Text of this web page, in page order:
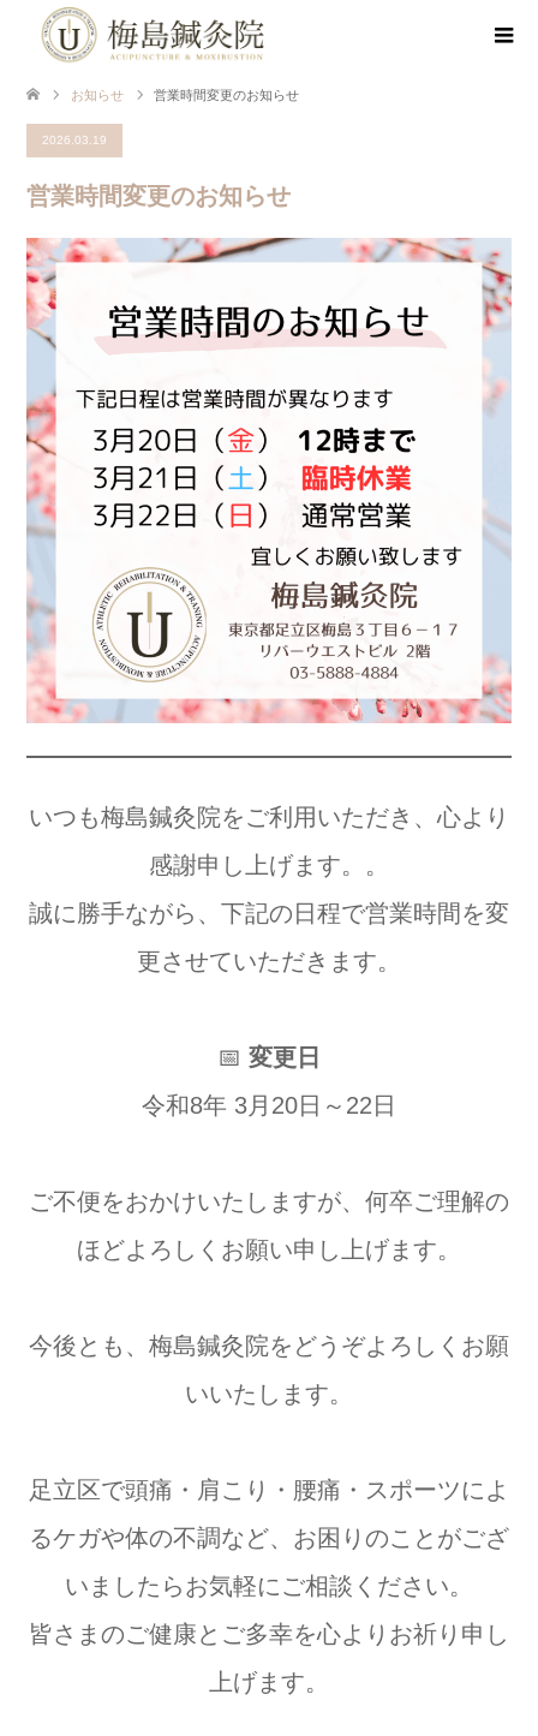
お知らせ 営業時間変更のお知らせ
2026.03.19
営業時間変更のお知らせ
いつも梅島鍼灸院をご利用いただき、心より
感謝申し上げます。。
誠に勝手ながら、下記の日程で営業時間を変
更させていただきます。
📅 変更日
令和8年 3月20日～22日
ご不便をおかけいたしますが、何卒ご理解の
ほどよろしくお願い申し上げます。
今後とも、梅島鍼灸院をどうぞよろしくお願
いいたします。
足立区で頭痛・肩こり・腰痛・スポーツによ
るケガや体の不調など、お困りのことがござ
いましたらお気軽にご相談ください。
皆さまのご健康とご多幸を心よりお祈り申し
上げます。